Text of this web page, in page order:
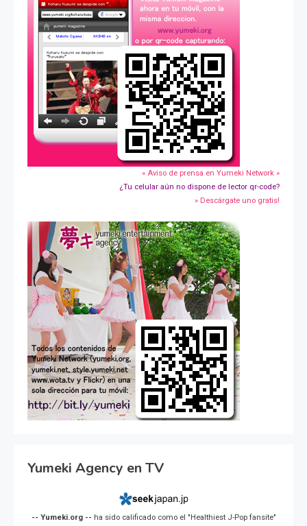
» Aviso de prensa en Yumeki Network »
¿Tu celular aún no dispone de lector qr-code?
» Descárgate uno gratis!
Yumeki Agency en TV
-- Yumeki.org -- ha sido calificado como el "Healthiest J-Pop fansite"